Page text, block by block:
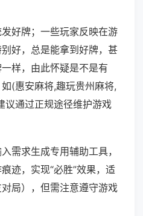
好牌；一些玩家反映在游
好，总是能拿到好牌，甚
样，由此怀疑是不是有
(惠安麻将,趣玩贵州麻将,
议通过正规途径维护游戏
需求生成专用辅助工具，
迹，实现“必胜”效果，适
局），但需注意遵守游戏